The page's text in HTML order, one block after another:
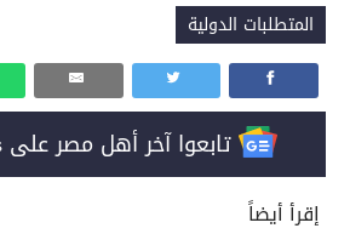
المتطلبات الدولية
تابعوا آخر أهل مصر على Google News
إقرأ أيضاً